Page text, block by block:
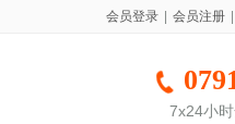
会员登录 会员注册
7x24小时